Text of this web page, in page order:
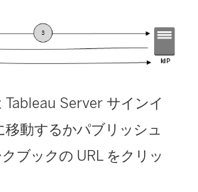
Tableau Server サインイ
移動するかパブリッシュ
ブックの URL をクリッ